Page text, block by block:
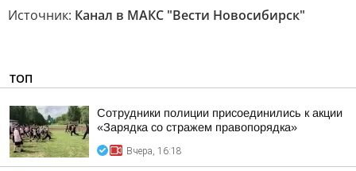
Источник: Канал в МАКС "Вести Новосибирск"
ТОП
Сотрудники полиции присоединились к акции
«Зарядка со стражем правопорядка»
Вчера, 16:18